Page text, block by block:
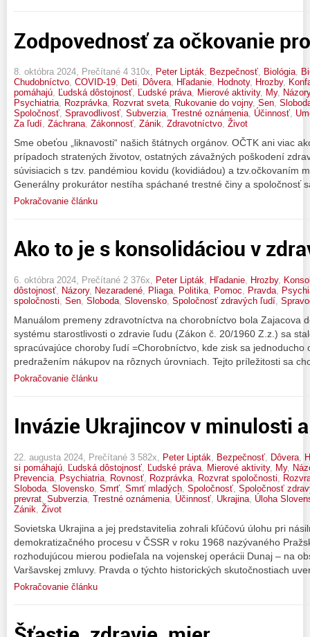
Zodpovednosť za očkovanie
8. októbra 2024, Prečítané 4 310x, Peter Lipták, Bezpečnosť, Biológia,
Chudobníctvo, COVID-19, Deti, Dôvera, Hľadanie, Hodnoty, Hrozby,
pomáhajú, Ľudská dôstojnosť, Ľudské práva, Mierové aktivity, My, Názory
Psychiatria, Rozprávka, Rozvrat sveta, Rukovanie do vojny, Sen,
Spoločnosť, Spravodlivosť, Subverzia, Trestné oznámenia, Účinnosť,
Za ľudí, Záchrana, Zákonnosť, Zánik, Zdravotníctvo, Život
Sme obeťou „liknavosti“ našich štátnych orgánov. OČTK ani viac
prípadoch stratených životov, ostatných závažných poškodení
súvisiacich s tzv. pandémiou kovidu (kovidiádou) a tzv.očkovaním
Generálny prokurátor nestíha spáchané trestné činy a spoločnosť
Pokračovanie článku
Ako to je s konsolidáciou v
6. októbra 2024, Prečítané 2 376x, Peter Lipták Hľadanie Hrozby,
dôstojnosť
Názory, Nezaradené Pliaga Politika Pomoc Pravda
spoločnosti Sen Sloboda Slovensko Spoločnosť zdravých ľudí
Manuálom premeny zdravotníctva na chorobníctvo bola Zajacova
systému starostlivosti o zdravie ľudu (Zákon č. 20/1960 Z.z.) sa
spracúvajúce choroby ľudí =Chorobníctvo, kde zisk sa jednoducho
predražením nákupov na rôznych úrovniach. Tejto príležitosti sa
Pokračovanie článku
Invázie Ukrajincov v minulosti
22. augusta 2024, Prečítané 3 582x, Peter Lipták Bezpečnosť Dôvera
si pomáhajú Ľudská dôstojnosť Ľudské práva Mierové aktivity, My,
Prevencia Psychiatria Rovnosť Rozprávka Rozvrat spoločnosti
Sloboda Slovensko Smrť Smrť mladých Spoločnosť Spoločnosť
prevrat Subverzia Trestné oznámenia Účinnosť Ukrajina Úloha
Zánik Život
Sovietska Ukrajina a jej predstavitelia zohrali kľúčovú úlohu pri
demokratizačného procesu v ČSSR v roku 1968 nazývaného
rozhodujúcou mierou podieľala na vojenskej operácii Dunaj – na
Varšavskej zmluvy. Pravda o týchto historických skutočnostiach
Pokračovanie článku